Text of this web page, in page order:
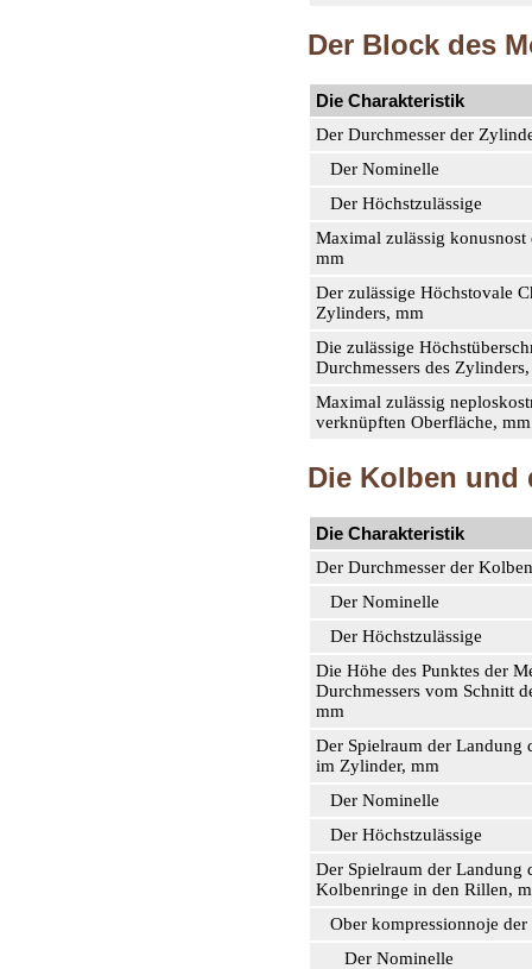
Der Block des
Die Charakteristik
Der Durchmesser der
Der Nominelle
Der Höchstzulässige
Maximal zulässig konusnost
mm
Der zulässige Höchstovale
Zylinders, mm
Die zulässige
Durchmessers des
Maximal zulässig
verknüpften Oberfläche, mm
Die Kolben und
Die Charakteristik
Der Durchmesser der
Der Nominelle
Der Höchstzulässige
Die Höhe des Punktes der
Durchmessers vom Schnitt
mm
Der Spielraum der Landung
im Zylinder, mm
Der Nominelle
Der Höchstzulässige
Der Spielraum der Landung
Kolbenringe in den Rillen,
Ober kompressionnoje der
Der Nominelle